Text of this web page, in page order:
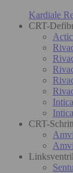
Kardiale
CRT-
CRT-